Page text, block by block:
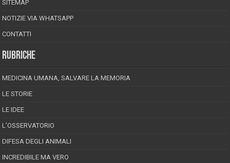
SITEMAP
NOTIZIE VIA WHATSAPP
CONTATTI
RUBRICHE
MEDICINA UMANA, SALVARE LA MEMORIA
LE STORIE
LE IDEE
L’OSSERVATORIO
DIFESA DEGLI ANIMALI
INCREDIBILE MA VERO